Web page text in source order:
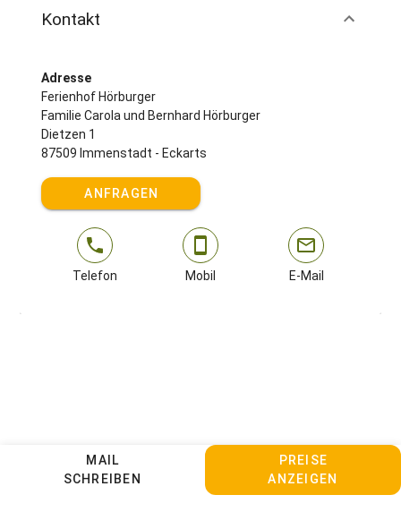
MAIL
SCHREIBEN
PREISE
ANZEIGEN
Kontakt
Adresse
Ferienhof Hörburger
Familie Carola und Bernhard Hörburger
Dietzen 1
87509 Immenstadt - Eckarts
ANFRAGEN
Telefon Mobil E-Mail
Kontakt Sitemap Impressum
Datenschutz